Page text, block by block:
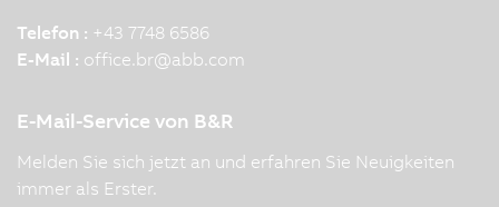
Telefon : +43 7748 6586
E-Mail : office.br@abb.com
E-Mail-Service von B&R
Melden Sie sich jetzt an und erfahren Sie Neuigkeiten
immer als Erster.